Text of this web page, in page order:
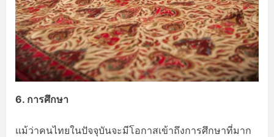
6. การศึกษา
แม้ว่าคนไทยในปัจจุบันจะมีโอกาสเข้าถึงการศึกษาที่มาก